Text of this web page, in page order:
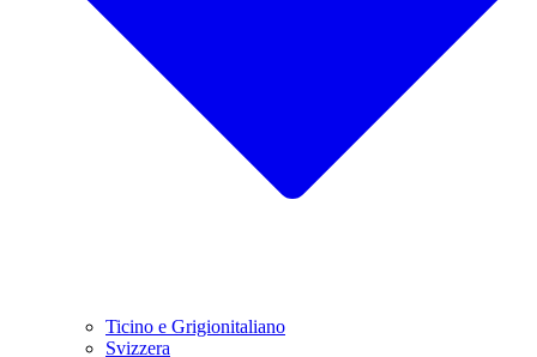
Ticino e Grigionitaliano
Svizzera